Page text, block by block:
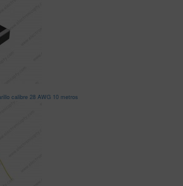
calibre 28 AWG 10 metros